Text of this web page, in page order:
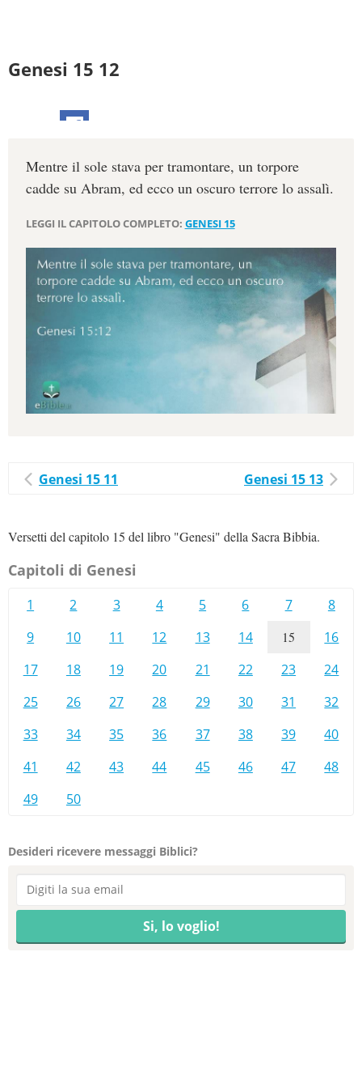
Genesi 15 12
Mentre il sole stava per tramontare, un torpore
cadde su Abram, ed ecco un oscuro terrore lo assalì.
LEGGI IL CAPITOLO COMPLETO: GENESI 15
Genesi 15 11 Genesi 15 13
Versetti del capitolo 15 del libro "Genesi" della Sacra Bibbia.
Capitoli di Genesi
1 2 3 4 5 6 7
8
9
10 11 12 13 14 15
16
17
18 19 20 21 22 23
24
25
26 27 28 29 30 31
32
33
34 35 36 37 38 39
40
41
42 43 44 45 46 47
48
49
50
Desideri ricevere messaggi Biblici?